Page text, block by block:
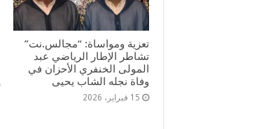
تعزية ومواساة: “مجالس.نت”
تشاطر الإطار الرياضي عبد
المولى الخنفري الأحزان في
وفاة نجله الشاب يحيى
15 فبراير، 2026